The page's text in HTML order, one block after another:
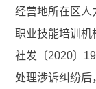
经营地所在区人
职业技能培训机
社发〔2020〕
处理涉诉纠纷